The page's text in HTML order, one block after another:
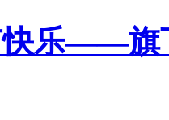
乐——旗